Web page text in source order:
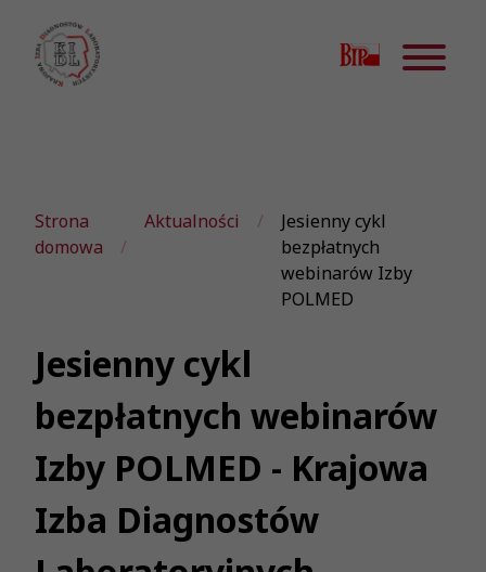
Strona
domowa
Aktualności
Jesienny cykl
bezpłatnych
webinarów Izby
POLMED
Jesienny cykl
bezpłatnych webinarów
Izby POLMED - Krajowa
Izba Diagnostów